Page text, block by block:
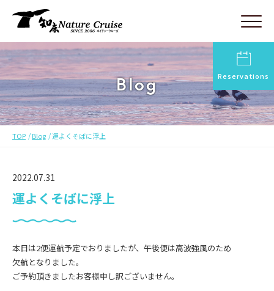
Reservations
Blog
TOP Blog 運よくそばに浮上
2022.07.31
運よくそばに浮上
本日は2便運航予定でおりましたが、午後便は高波強風のため
欠航となりました。
ご予約頂きましたお客様申し訳ございません。